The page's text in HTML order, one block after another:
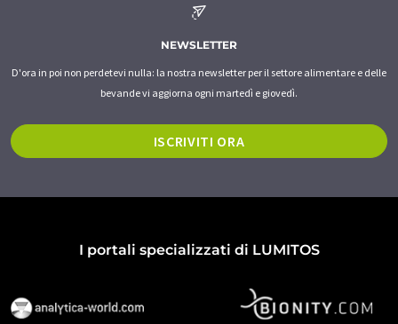
NEWSLETTER
D'ora in poi non perdetevi nulla: la nostra newsletter per il settore alimentare e delle
bevande vi aggiorna ogni martedì e giovedì.
ISCRIVITI ORA
I portali specializzati di LUMITOS